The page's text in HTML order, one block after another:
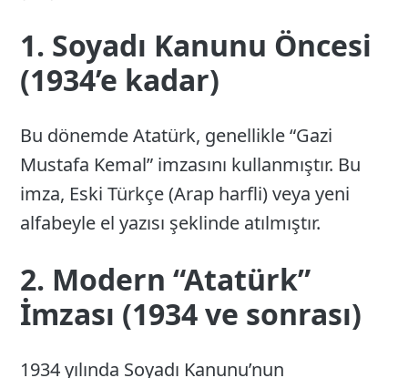
1. Soyadı Kanunu Öncesi
(1934’e kadar)
Bu dönemde Atatürk, genellikle “Gazi
Mustafa Kemal” imzasını kullanmıştır. Bu
imza, Eski Türkçe (Arap harfli) veya yeni
alfabeyle el yazısı şeklinde atılmıştır.
2. Modern “Atatürk”
İmzası (1934 ve sonrası)
1934 yılında Soyadı Kanunu’nun